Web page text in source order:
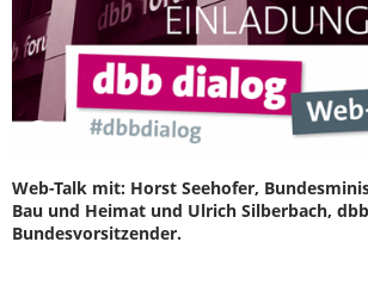
Web-Talk mit: Horst Seehofer,
Bau und Heimat und Ulrich Silberbach, dbb
Bundesvorsitzender.